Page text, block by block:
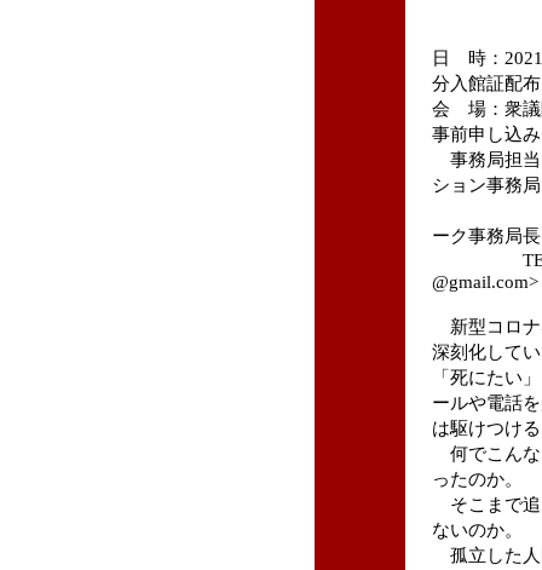
日 時：
分入館証配布
会 場：衆議
事前申し込
事務局担当
ション事務局
ーク事務局
TEL 090-
@gmail.com>
新型コロナ
深刻化して
「死にたい
ールや電話
は駆けつけ
何でこんな
ったのか。
そこまで追
ないのか。
孤立した人